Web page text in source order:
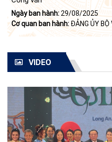
Ngày ban hành: 29/08/2025
Cơ quan ban hành: ĐẢNG ỦY BỘ
VIDEO